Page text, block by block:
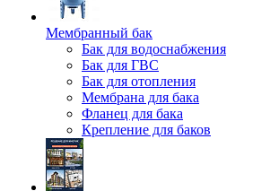
Мембранный бак
Бак для водоснабжения
Бак для ГВС
Бак для отопления
Мембрана для бака
Фланец для бака
Крепление для баков